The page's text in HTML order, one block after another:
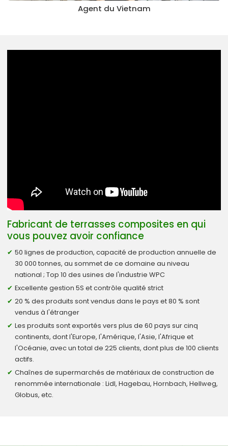
Agent du Vietnam
Fabricant de terrasses composites en qui
vous pouvez avoir confiance
50 lignes de production, capacité de production annuelle de
30 000 tonnes, au sommet de ce domaine au niveau
national ; Top 10 des usines de l'industrie WPC
Excellente gestion 5S et contrôle qualité strict
20 % des produits sont vendus dans le pays et 80 % sont
vendus à l'étranger
Les produits sont exportés vers plus de 60 pays sur cinq
continents, dont l'Europe, l'Amérique, l'Asie, l'Afrique et
l'Océanie, avec un total de 225 clients, dont plus de 100 clients
actifs.
Chaînes de supermarchés de matériaux de construction de
renommée internationale : Lidl, Hagebau, Hornbach, Hellweg,
Globus, etc.